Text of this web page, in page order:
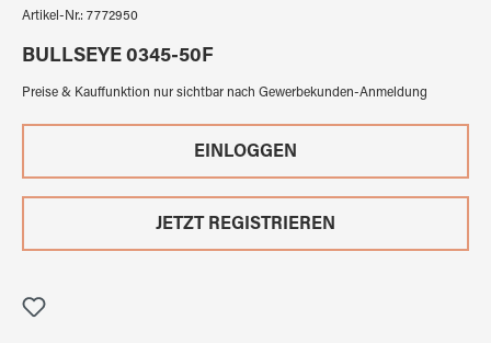
Artikel-Nr.: 7772950
BULLSEYE 0345-50F
Preise & Kauffunktion nur sichtbar nach Gewerbekunden-Anmeldung
EINLOGGEN
JETZT REGISTRIEREN